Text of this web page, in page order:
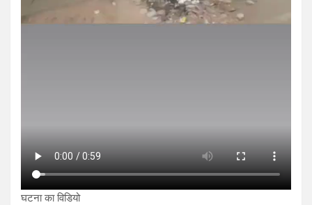
घटना का विडियो